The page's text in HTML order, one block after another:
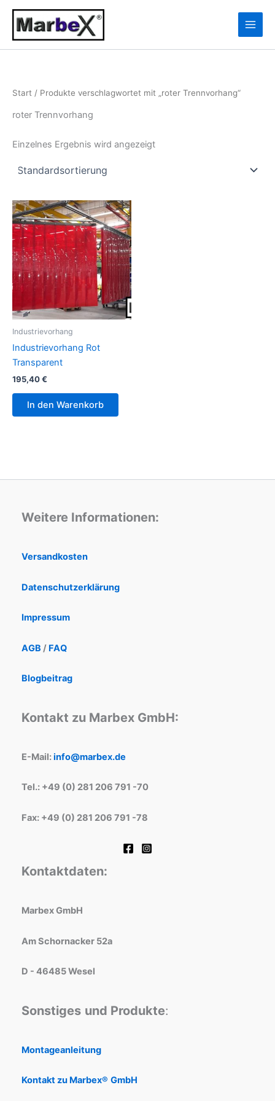
Zum
Inhalt
springen
Start / Produkte verschlagwortet mit „roter Trennvorhang“
roter Trennvorhang
Einzelnes Ergebnis wird angezeigt
Industrievorhang
Industrievorhang Rot
Transparent
195,40€
In den Warenkorb
Weitere Informationen:
Versandkosten
Datenschutzerklärung
Impressum
AGB / FAQ
Blogbeitrag
Kontakt zu Marbex GmbH:
E-Mail:info@marbex.de
Tel.: +49 (0) 281 206 791 -70
Fax: +49 (0) 281 206 791 -78
Kontaktdaten:
Marbex GmbH
Am Schornacker 52a
D - 46485 Wesel
Sonstiges und Produkte:
Montageanleitung
Kontakt zu Marbex® GmbH